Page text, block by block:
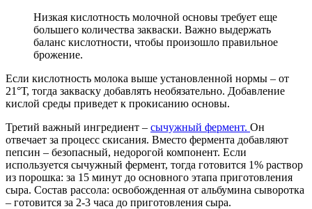
Низкая кислотность молочной основы требует еще
большего количества закваски. Важно выдержать
баланс кислотности, чтобы произошло правильное
брожение.
Если кислотность молока выше установленной нормы – от
21°Т, тогда закваску добавлять необязательно. Добавление
кислой среды приведет к прокисанию основы.
Третий важный ингредиент – сычужный фермент. Он
отвечает за процесс скисания. Вместо фермента добавляют
пепсин – безопасный, недорогой компонент. Если
используется сычужный фермент, тогда готовится 1% раствор
из порошка: за 15 минут до основного этапа приготовления
сыра. Состав рассола: освобожденная от альбумина сыворотка
– готовится за 2-3 часа до приготовления сыра.